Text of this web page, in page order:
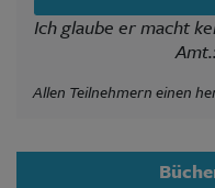
Ich glaube er macht
Allen Teilnehmern einen